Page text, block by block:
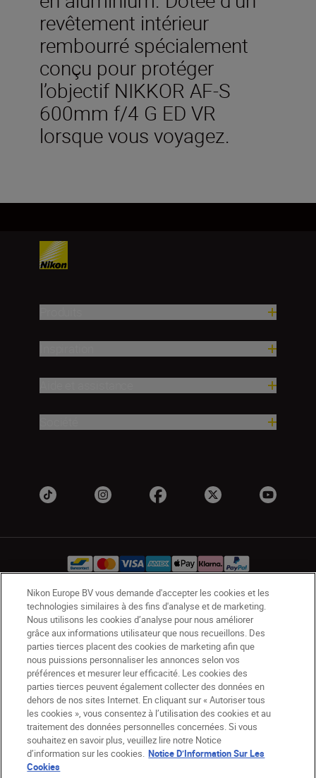
revêtement intérieur
rembourré spécialement
conçu pour protéger
l’objectif NIKKOR AF-S
600mm f/4 G ED VR
lorsque vous voyagez.
BE(fr) Nikon Sites
Contactez-nous
Avis de confidentialité
Conditions d’utilisation
CVG de la boutique Nikon Store
Notice d’information sur les cookies
Accessibilité
Paramètres des cookies
© 2026 Nikon
Nikon Europe BV vous demande d'accepter les cookies et les
technologies similaires à des fins d'analyse et de marketing.
Nous utilisons les cookies d’analyse pour nous améliorer
grâce aux informations utilisateur que nous recueillons. Des
parties tierces placent des cookies de marketing afin que
nous puissions personnaliser les annonces selon vos
préférences et mesurer leur efficacité. Les cookies des
parties tierces peuvent également collecter des données en
dehors de nos sites Internet. En cliquant sur « Autoriser tous
les cookies », vous consentez à l’utilisation des cookies et au
traitement des données personnelles concernées. Si vous
souhaitez en savoir plus, veuillez lire notre Notice
d’information sur les cookies. Notice D’Information Sur Les
Cookies